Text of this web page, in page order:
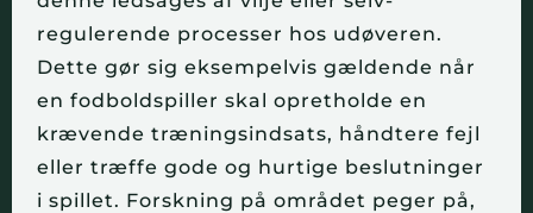
regulerende processer hos udøveren.
Dette gør sig eksempelvis gældende når
en fodboldspiller skal opretholde en
krævende træningsindsats, håndtere fejl
eller træffe gode og hurtige beslutninger
i spillet. Forskning på området peger på,